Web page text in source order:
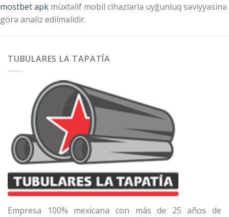
mostbet apk müxtəlif mobil cihazlarla uyğunluq səviyyəsinə
görə analiz edilməlidir.
TUBULARES LA TAPATÍA
Empresa 100% mexicana con más de 25 años de